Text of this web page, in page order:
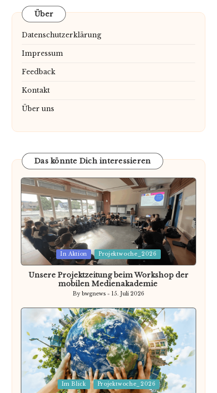
Über
Datenschutzerklärung
Impressum
Feedback
Kontakt
Über uns
Das könnte Dich interessieren
Posted
in
In Aktion Projektwoche_2026
Unsere Projektzeitung beim Workshop der
mobilen Medienakademie
Posted
by
By bwgnews 15. Juli 2026
Posted
Im Blick Projektwoche_2026